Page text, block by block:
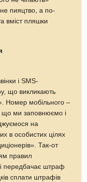
пияцтво, а по-
вміст пляшки
і SMS-
що викликають
Номер мобільного –
що ми заповнюємо і
на
в особистих цілях
Так-от
правил
передбачає штраф
сплати штрафів